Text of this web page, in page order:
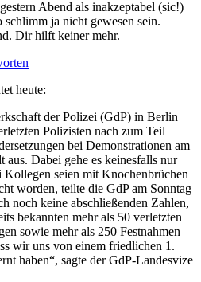
Abend als inakzeptabel (sic!)
schlimm ja nicht gewesen sein.
Dir hilft keiner mehr.
heute:
der Polizei (GdP) in Berlin
Polizisten nach zum Teil
bei Demonstrationen am
aus. Dabei gehe es keinesfalls nur
seien mit Knochenbrüchen
worden, teilte die GdP am Sonntag
noch keine abschließenden Zahlen,
bekannten mehr als 50 verletzten
sowie mehr als 250 Festnahmen
wir uns von einem friedlichen 1.
haben“, sagte der GdP-Landesvize